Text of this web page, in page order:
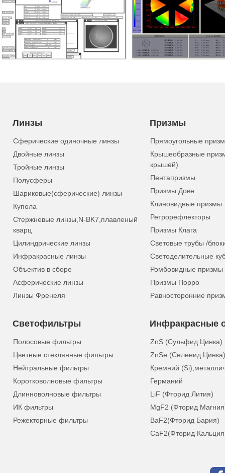
Линзы
Сферические одиночные линзы
Двойные линзы
Тройные линзы
Полусферы
Шариковые(сферические) линзы
Купола
Стержневые линзы,N-BK7,плавленый
кварц
Цилиндрические линзы
Инфракрасные линзы
Объектив в сборе
Асферические линзы
Линзы Френеля
Призмы
Прямоугольные
Крышеобразные
крышей)
Пентапризмы
Призмы Дове
Клиновидные призмы
Ретрорефлекторы
Призмы Клага
Световые трубы /
Светоделительные
Ромбовидные призмы
Призмы Порро
Равносторонние
Светофильтры
Полосовые фильтры
Цветные стеклянные фильтры
Нейтральные фильтры
Коротковолновые фильтры
Длинноволновые фильтры
ИК фильтры
Режекторные фильтры
Инфракрасные
ZnS (Сульфид Цинка)
ZnSe (Селенид Цинка)
Кремний
Германий
LiF (Фторид Лития)
MgF2 (Фторид
BaF2(Фторид Бария)
CaF2(Фторид